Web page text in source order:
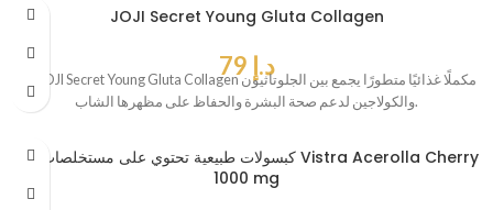
JOJI Secret Young Gluta Collagen
د.إ
والكولاجين لدعم صحة البشرة والحفاظ على مظهرها الشاب.
كبسولات طبيعية تحتوي على مستخلصات من Vistra Acerolla Cherry
1000 mg